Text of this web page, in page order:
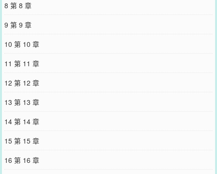
8 第 8 章
9 第 9 章
10 第 10 章
11 第 11 章
12 第 12 章
13 第 13 章
14 第 14 章
15 第 15 章
16 第 16 章